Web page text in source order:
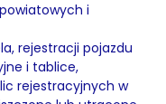
i
rejestracji pojazdu
i tablice,
rejestracyjnych w